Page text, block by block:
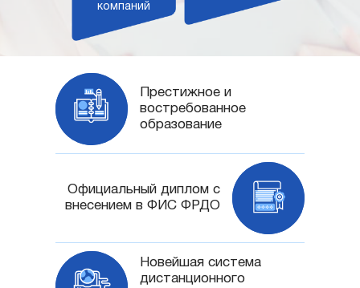
компаний
Престижное и
востребованное
образование
Официальный диплом с
внесением в ФИС ФРДО
Новейшая система
дистанционного